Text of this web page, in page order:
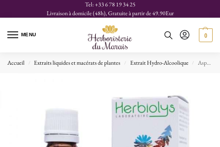
Tel: +33 6 78 19 34 25
Livraison à domicile (48h), Gratuite à partir de 49.90Eur
MENU 0
Accueil / Extraits liquides et macérats de plantes / Extrait Hydro-Alcoolique / Aspérule Odorante, Extrait bio